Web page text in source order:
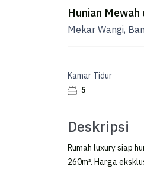
Hunian Mewah
Mekar Wangi,
Kamar Tidur
5
Deskripsi
Rumah luxury siap
260m². Harga